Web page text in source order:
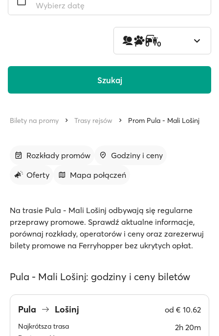
Wybierz datę
1 0 0
Szukaj
Bilety na promy Trasy rejsów Prom Pula - Mali Lošinj
Rozkłady promów
Godziny i ceny
Oferty
Mapa połączeń
Na trasie Pula - Mali Lošinj odbywają się regularne
przeprawy promowe. Sprawdź aktualne informacje,
porównaj rozkłady, operatorów i ceny oraz zarezerwuj
bilety promowe na Ferryhopper bez ukrytych opłat.
Pula - Mali Lošinj: godziny i ceny biletów
Pula Lošinj od € 10.62
Najkrótsza trasa 2h 20m